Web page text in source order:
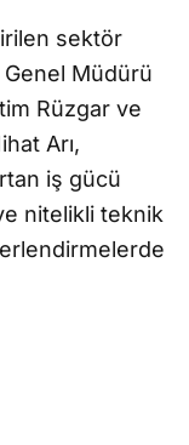
sektör
Müdürü
Rüzgar ve
Arı,
iş gücü
nitelikli teknik